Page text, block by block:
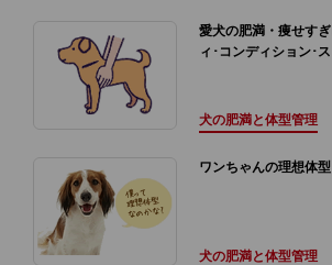
愛犬の肥満・痩せす
ィ･コンディション･
犬の肥満と体型管理
ワンちゃんの理想体
犬の肥満と体型管理